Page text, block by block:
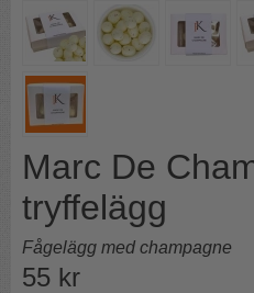
Marc De
tryffelägg
Fågelägg med champagne
55 kr